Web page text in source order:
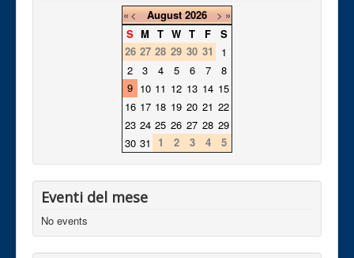
« < August 2026 > »
S M T W T F
S
26 27 28 29 30 31
1
2
3 4 5 6 7
8
9 10 11 12 13 14 15
16 17 18 19 20 21 22
23 24 25 26 27 28 29
30 31 1 2 3 4 5
Eventi del mese
No events